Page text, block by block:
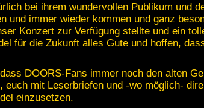
bei ihrem wundervollen Publikum und
und immer wieder kommen und ganz
Konzert zur Verfügung stellte und ein
für die Zukunft alles Gute und hoffen,
DOORS-Fans immer noch den alten
euch mit Leserbriefen und -wo möglich-
einzusetzen.